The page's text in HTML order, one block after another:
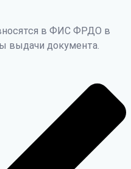
в ФИС ФРДО в
выдачи документа.